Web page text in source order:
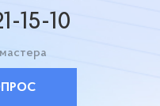
15-10